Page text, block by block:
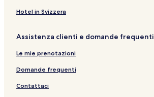
Hotel in Svizzera
Assistenza clienti e domande frequenti
Le mie prenotazioni
Domande frequenti
Contattaci